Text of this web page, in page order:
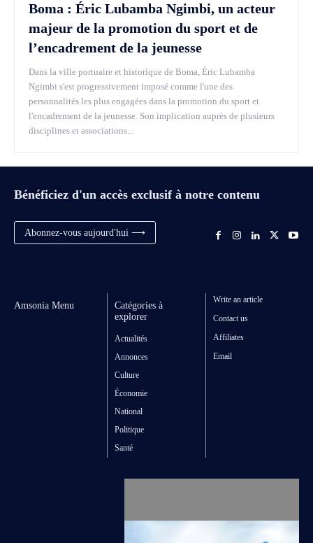
Boma : Éric Lubamba Ngimbi, un acteur
majeur de la promotion du sport et de
l’encadrement de la jeunesse
Dans la ville portuaire et historique de Boma, Éric Lubamba
Ngimbi s'est progressivement imposé comme l'une des
personnalités les plus engagées dans la promotion du sport et
l'encadrement de la jeunesse. Son implication auprès de plusieurs
disciplines et associations...
Bénéficiez d'un accès exclusif à notre contenu
Abonnez-vous aujourd'hui ⟶
Amsonia Menu
Catégories à
explorer
Actualités
Annonces
Culture
Économie
National
Politique
Santé
Write an article
Contact us
Affiliates
Email